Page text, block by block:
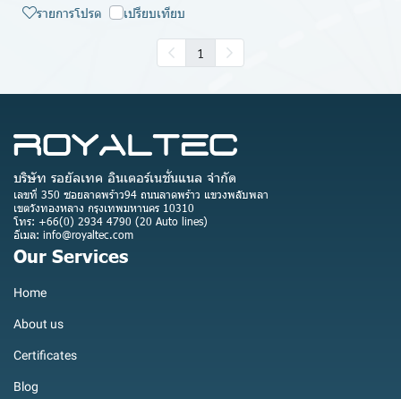
รายการโปรด เปรียบเทียบ
1
บริษัท รอยัลเทค อินเตอร์เนชั่นแนล จำกัด
เลขที่ 350 ซอยลาดพร้าว94 ถนนลาดพร้าว แขวงพลับพลา
เขตวังทองหลาง กรุงเทพมหานคร 10310
โทร: +66(0) 2934 4790 (20 Auto lines)
อีเมล: info@royaltec.com
Our Services
Home
About us
Certificates
Blog